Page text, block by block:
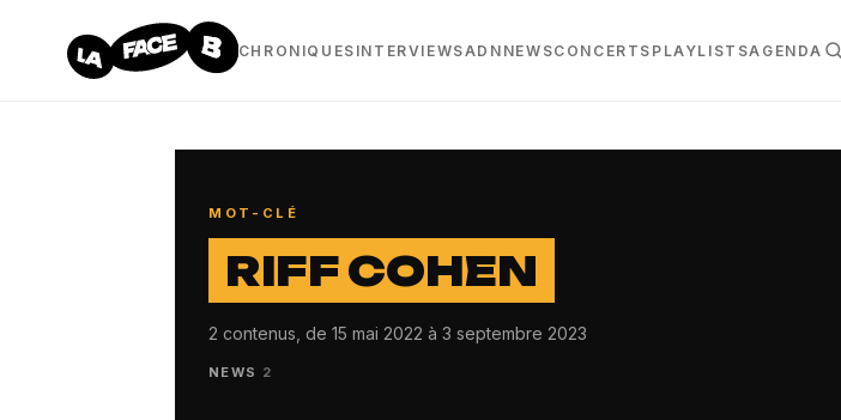
CHRONIQUES INTERVIEWSADN NEWSCONCERTS PLAYLISTSAGENDA
MOT-CLÉ
RIFF COHEN
2 contenus, de 15 mai 2022 à 3 septembre 2023
NEWS 2